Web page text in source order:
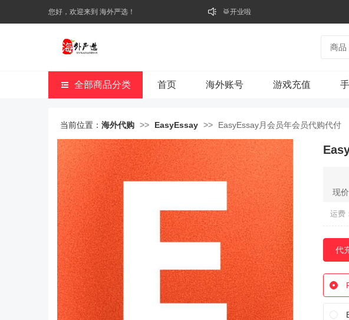
您好，欢迎来到 海外严选！ 🥁开业啦
全部商品分类 首页 海外账号 游戏充值
当前位置： 海外代购 >> EasyEssay >> EasyEssay月会员年会员代购代付
现价
运费
代